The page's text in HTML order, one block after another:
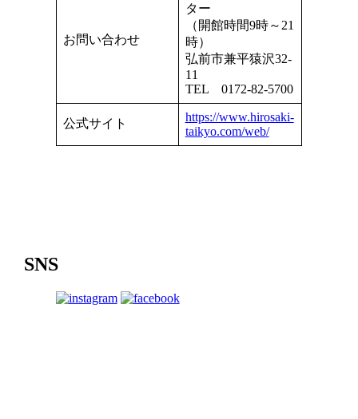
お問い合わせ
ター
（開館時間9時～21
時）
弘前市兼平猿沢32-
11
TEL 0172-82-5700
公式サイト
https://www.hirosaki-
taikyo.com/web/
SNS